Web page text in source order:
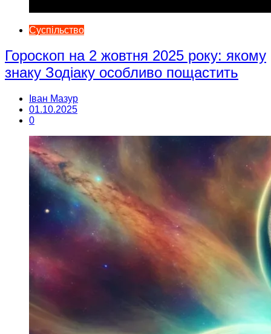
Суспільство
Гороскоп на 2 жовтня 2025 року: якому
знаку Зодіаку особливо пощастить
Іван Мазур
01.10.2025
0